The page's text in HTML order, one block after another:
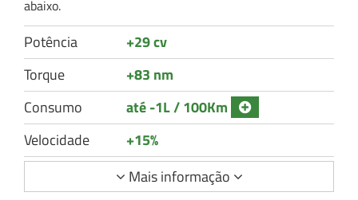
abaixo.
Potência
+29 cv
Torque
+83 nm
Consumo
até -1L / 100Km
Velocidade
+15%
Mais informação